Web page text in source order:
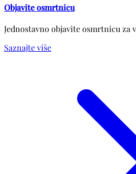
Objavite osmrtnicu
Jednostavno objavite osmrtnicu za
Saznajte više